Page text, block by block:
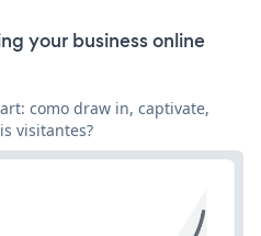
your business online
como draw in, captivate,
visitantes?